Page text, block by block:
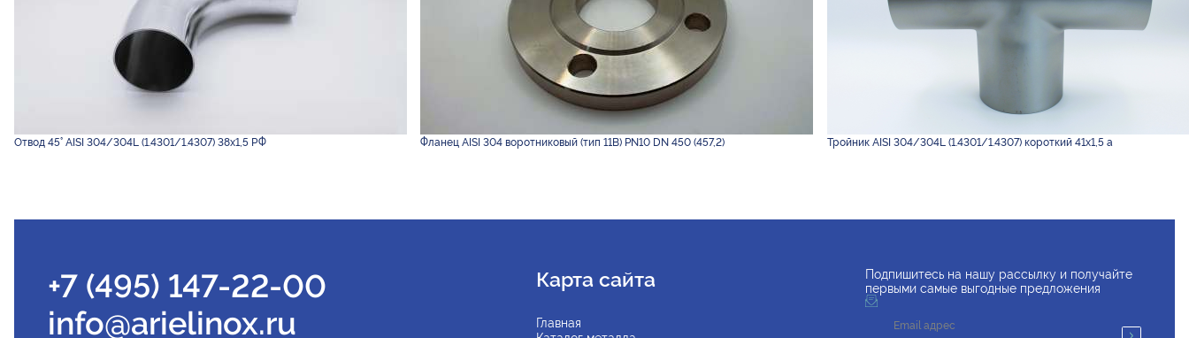
Отвод 45° AISI 304/304L (1.4301/1.4307) 38х1,5 РФ Фланец AISI 304 воротниковый (тип 11B) PN10 DN 450 (457,2) Тройник AISI 304/304L (1.4301/1.4307) короткий 41х1,5 а
Подпишитесь на нашу рассылку и получайте
первыми самые выгодные предложения
+7 (495) 147-22-00
info@arielinox.ru
Карта сайта
Главная